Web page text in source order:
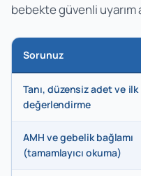
bebekte güvenli
Sorunuz
Tanı, düzensiz adet ve ilk
değerlendirme
AMH ve gebelik bağlamı
(tamamlayıcı okuma)